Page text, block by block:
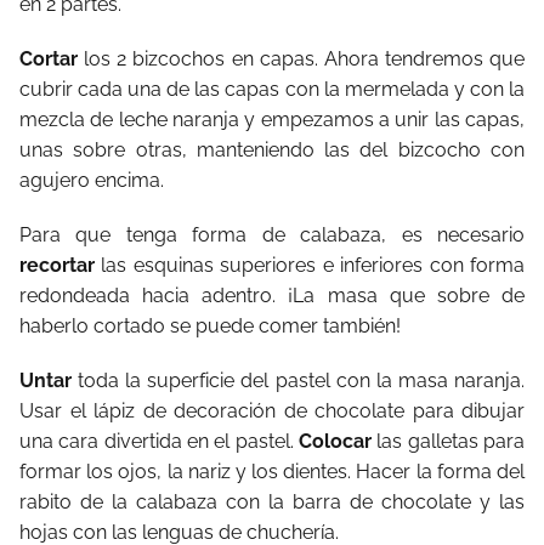
Cortar los 2 bizcochos en capas. Ahora tendremos que
cubrir cada una de las capas con la mermelada y con la
mezcla de leche naranja y empezamos a unir las capas,
unas sobre otras, manteniendo las del bizcocho con
agujero encima.
Para que tenga forma de calabaza, es necesario
recortar las esquinas superiores e inferiores con forma
redondeada hacia adentro. ¡La masa que sobre de
haberlo cortado se puede comer también!
Untartoda la superficie del pastel con la masa naranja.
Usar el lápiz de decoración de chocolate para dibujar
una cara divertida en el pastel. Colocar las galletas para
formar los ojos, la nariz y los dientes. Hacer la forma del
rabito de la calabaza con la barra de chocolate y las
hojas con las lenguas de chuchería.